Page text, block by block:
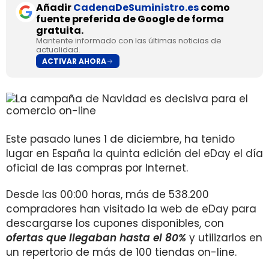
AñadirCadenaDeSuministro.escomo
fuente preferida de Google de forma
gratuita.
Mantente informado con las últimas noticias de
actualidad.
ACTIVAR AHORA
Este pasado lunes 1 de diciembre, ha tenido
lugar en España la quinta edición del eDay el día
oficial de las compras por Internet.
Desde las 00:00 horas, más de 538.200
compradores han visitado la web de eDay para
descargarse los cupones disponibles, con
ofertas que llegaban hasta el 80% y utilizarlos en
un repertorio de más de 100 tiendas on-line.